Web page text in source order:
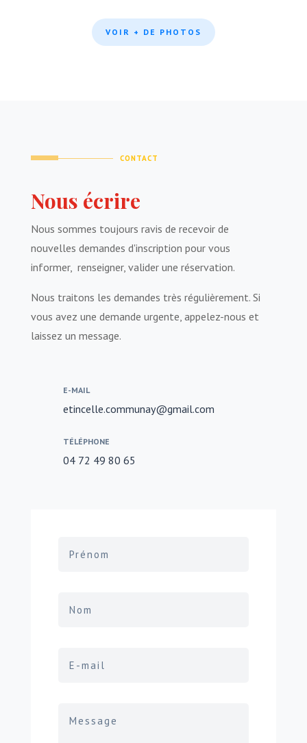
VOIR + DE PHOTOS
CONTACT
Nous écrire
Nous sommes toujours ravis de recevoir de
nouvelles demandes d'inscription pour vous
informer, renseigner, valider une réservation.
Nous traitons les demandes très régulièrement. Si
vous avez une demande urgente, appelez-nous et
laissez un message.
E-MAIL
etincelle.communay@gmail.com
TÉLÉPHONE
04 72 49 80 65